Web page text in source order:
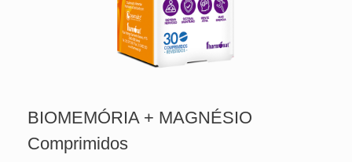
BIOMEMÓRIA + MAGNÉSIO
Comprimidos